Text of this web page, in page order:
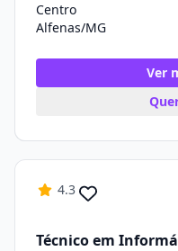
Centro
Alfenas/MG
Ver
4.3
Técnico em